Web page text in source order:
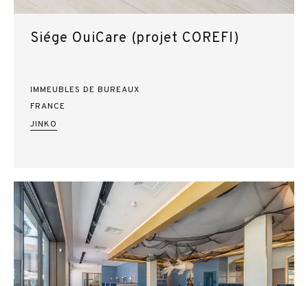
Siége OuiCare (projet COREFI)
IMMEUBLES DE BUREAUX
FRANCE
JINKO